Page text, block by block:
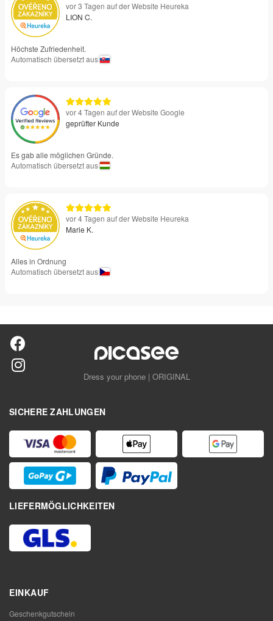
vor 3 Tagen auf der Website Heureka
LION C.
Höchste Zufriedenheit.
Automatisch übersetzt aus
vor 4 Tagen auf der Website Google
geprüfter Kunde
Es gab alle möglichen Gründe.
Automatisch übersetzt aus
vor 4 Tagen auf der Website Heureka
Marie K.
Alles in Ordnung
Automatisch übersetzt aus
Dress your phone | ORIGINAL
SICHERE ZAHLUNGEN
LIEFERMÖGLICHKEITEN
EINKAUF
Geschenkgutschein